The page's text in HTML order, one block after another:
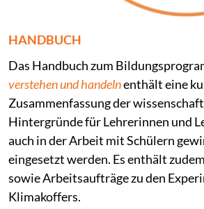
HANDBUCH
Das Handbuch zum
verstehen und handelnenthält eine
Zusammenfassung der
Hintergründe für Lehrerinnen und
auch in der Arbeit mit Schülern
eingesetzt werden. Es enthält
sowie Arbeitsaufträge zu den
Klimakoffers.